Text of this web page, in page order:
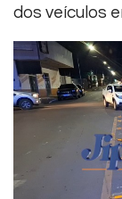
dos veículos